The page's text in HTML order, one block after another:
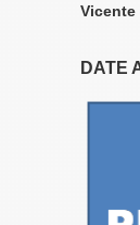
Vicente
DATE